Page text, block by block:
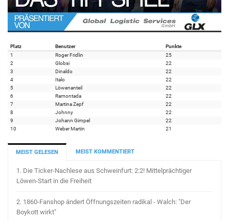
Platz Benutzer
Punkte
1
Roger Fridlin
25
2
Globsi
22
3
Dinaldo
22
4
Italo
22
5
Löwenanteil
22
6
Ramontada
22
7
Martina Zepf
22
8
Johnny
22
9
Johann Gimpel
22
10
Weber Martin 21
MEIST GELESEN MEIST KOMMENTIERT
1. Die Ticker-Nachlese aus Schweinfurt: 2:2! Mittelprächtiger
Löwen-Start in die Freiheit
2. 1860-Fanshop ändert Öffnungszeiten radikal - Walch: "Der
Boykott wirkt"